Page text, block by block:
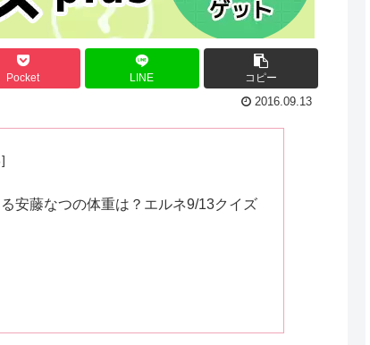
Pocket LINE
コピー
2016.09.13
安藤なつの体重は？エルネ9/13クイズ